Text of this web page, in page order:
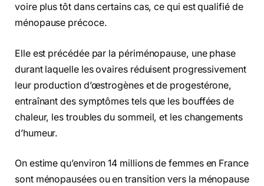
voire plus tôt dans certains cas, ce qui est qualifié de
ménopause précoce.
Elle est précédée par la périménopause, une phase
durant laquelle les ovaires réduisent progressivement
leur production d’œstrogènes et de progestérone,
entraînant des symptômes tels que les bouffées de
chaleur, les troubles du sommeil, et les changements
d’humeur.
On estime qu’environ 14 millions de femmes en France
sont ménopausées ou en transition vers la ménopause